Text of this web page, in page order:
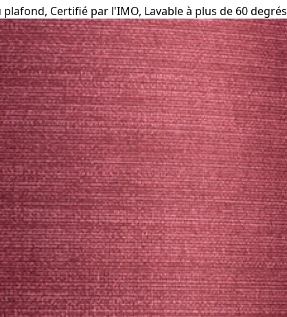
Certifié par l'IMO, Lavable à plus de 60 degrés